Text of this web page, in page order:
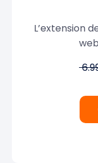
L’extension